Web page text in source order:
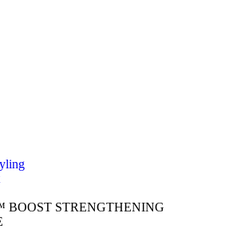
BOOST STRENGTHENING